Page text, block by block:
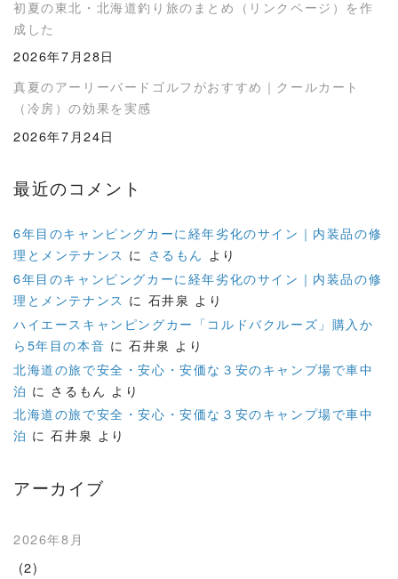
初夏の東北・北海道釣り旅のまとめ（リンクページ）を作
成した
2026年7月28日
真夏のアーリーバードゴルフがおすすめ｜クールカート
（冷房）の効果を実感
2026年7月24日
最近のコメント
6年目のキャンピングカーに経年劣化のサイン｜内装品の修
理とメンテナンス に さるもん より
6年目のキャンピングカーに経年劣化のサイン｜内装品の修
理とメンテナンス に 石井泉 より
ハイエースキャンピングカー「コルドバクルーズ」購入か
ら5年目の本音 に石井泉 より
北海道の旅で安全・安心・安価な３安のキャンプ場で車中
泊 に さるもん より
北海道の旅で安全・安心・安価な３安のキャンプ場で車中
泊 に石井泉 より
アーカイブ
2026年8月
(2)